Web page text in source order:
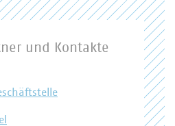
und Kontakte